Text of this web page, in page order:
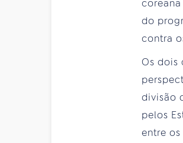
do
contra
Os dois
divisão
pelos
entre